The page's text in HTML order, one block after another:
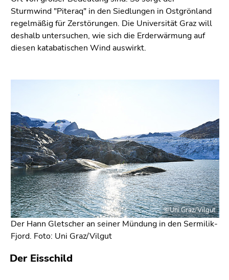
Sturmwind "Piteraq" in den Siedlungen in Ostgrönland
regelmäßig für Zerstörungen. Die Universität Graz will
deshalb untersuchen, wie sich die Erderwärmung auf
diesen katabatischen Wind auswirkt.
©Uni Graz/Vilgut
Der Hann Gletscher an seiner Mündung in den Sermilik-
Fjord. Foto: Uni Graz/Vilgut
Der Eisschild